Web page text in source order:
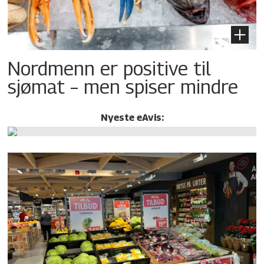
Nordmenn er positive til
sjømat – men spiser mindre
Nyeste eAvis: